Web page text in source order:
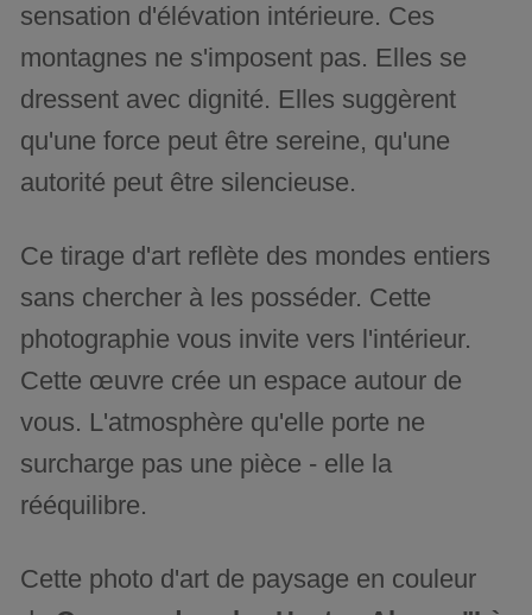
sensation d'élévation intérieure. Ces
montagnes ne s'imposent pas. Elles se
dressent avec dignité. Elles suggèrent
qu'une force peut être sereine, qu'une
autorité peut être silencieuse.
Ce tirage d'art reflète des mondes entiers
sans chercher à les posséder. Cette
photographie vous invite vers l'intérieur.
Cette œuvre crée un espace autour de
vous. L'atmosphère qu'elle porte ne
surcharge pas une pièce - elle la
rééquilibre.
Cette photo d'art de paysage en couleur